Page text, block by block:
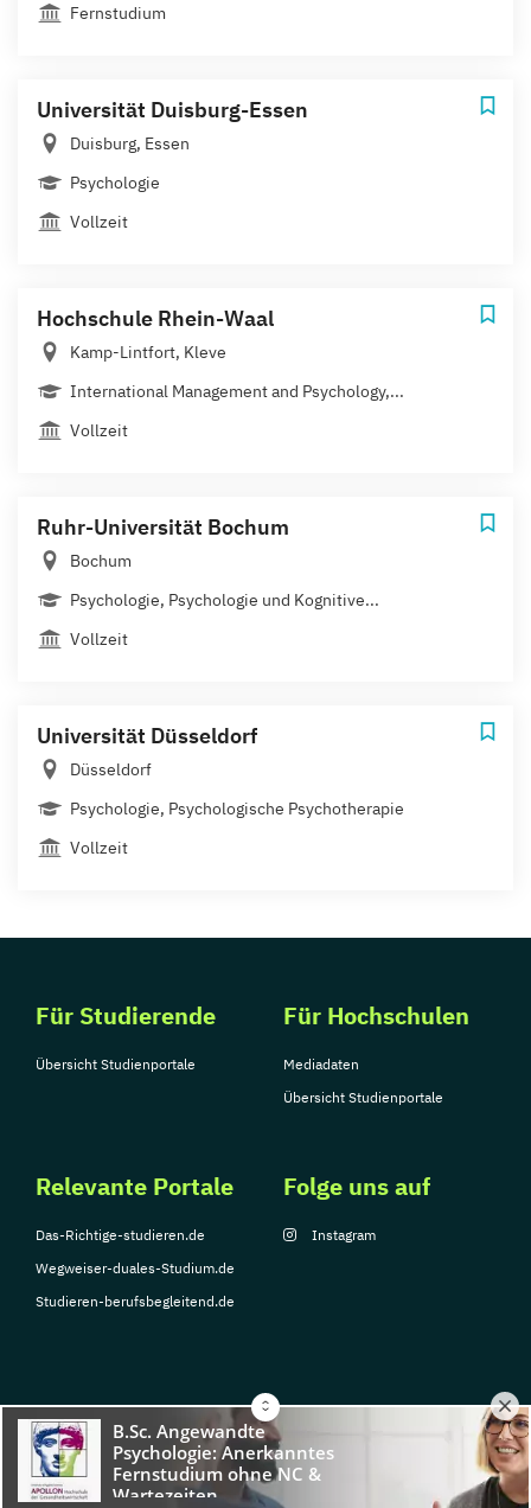
Fernstudium
Universität Duisburg-Essen
Duisburg, Essen
Psychologie
Vollzeit
Hochschule Rhein-Waal
Kamp-Lintfort, Kleve
International Management and Psychology,...
Vollzeit
Ruhr-Universität Bochum
Bochum
Psychologie, Psychologie und Kognitive...
Vollzeit
Universität Düsseldorf
Düsseldorf
Psychologie, Psychologische Psychotherapie
Vollzeit
Für Studierende
Übersicht Studienportale
Für Hochschulen
Mediadaten
Übersicht Studienportale
Relevante Portale
Das-Richtige-studieren.de
Wegweiser-duales-Studium.de
Studieren-berufsbegleitend.de
Folge uns auf
Instagram
© Copyright 2026, TarGroup Media GmbH
Impressum
Datenschutzerklärung